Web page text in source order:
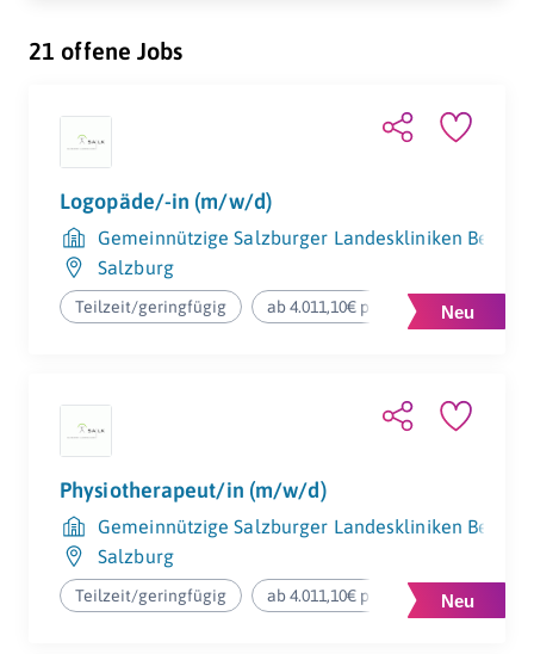
21 offene Jobs
Logopäde/-in (m/w/d)
Gemeinnützige Salzburger Landeskliniken
Salzburg
Teilzeit/geringfügig ab 4.011,10€ pro Jahr
Physiotherapeut/in (m/w/d)
Gemeinnützige Salzburger Landeskliniken
Salzburg
Teilzeit/geringfügig ab 4.011,10€ pro Monat